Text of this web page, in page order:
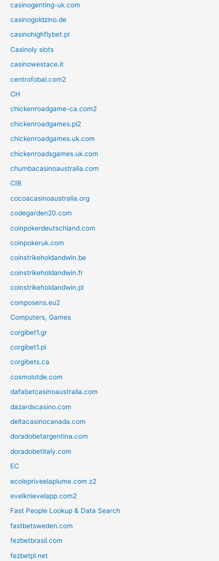
casinogenting-uk.com
casinogoldzino.de
casinohighflybet.pl
Casinoly slots
casinowestace.it
centrofobal.com2
CH
chickenroadgame-ca.com2
chickenroadgames.pl2
chickenroadgames.uk.com
chickenroadsgames.uk.com
chumbacasinoaustralia.com
CIB
cocoacasinoaustralia.org
codegarden20.com
coinpokerdeutschland.com
coinpokeruk.com
coinstrikeholdandwin.be
coinstrikeholdandwin.fr
coinstrikeholdandwin.pl
composens.eu2
Computers, Games
corgibet1.gr
corgibet1.pl
corgibets.ca
cosmolotde.com
dafabetcasinoaustralia.com
dazardscasino.com
deltacasinocanada.com
doradobetargentina.com
doradobetitaly.com
EC
ecolepriveelaplume.com z2
evelknievelapp.com2
Fast People Lookup & Data Search
fastbetsweden.com
fezbetbrasil.com
fezbetpl.net